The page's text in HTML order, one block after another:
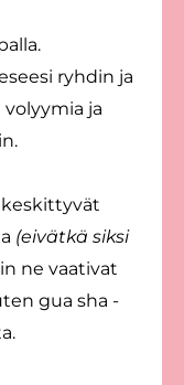
ryhdin ja
ja
(eivätkä siksi
ne vaativat
gua sha -